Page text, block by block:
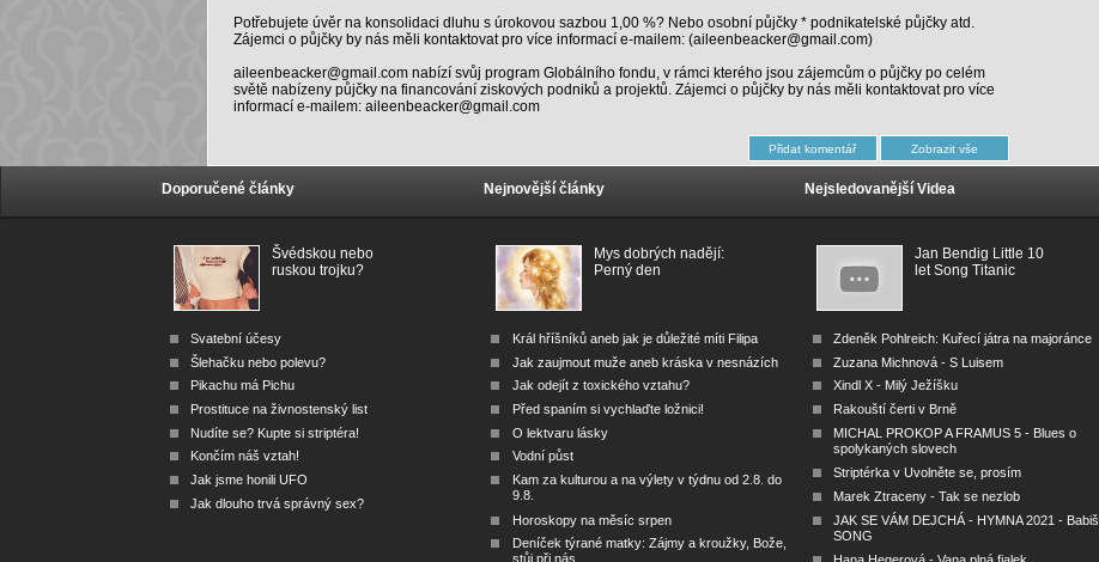
Potřebujete úvěr na konsolidaci dluhu s úrokovou sazbou 1,00 %? Nebo osobní půjčky * podnikatelské půjčky atd.
Zájemci o půjčky by nás měli kontaktovat pro více informací e-mailem: (aileenbeacker@gmail.com)
aileenbeacker@gmail.com nabízí svůj program Globálního fondu, v rámci kterého jsou zájemcům o půjčky po celém
světě nabízeny půjčky na financování ziskových podniků a projektů. Zájemci o půjčky by nás měli kontaktovat pro více
informací e-mailem: aileenbeacker@gmail.com
Doporučené články
Švédskou nebo
ruskou trojku?
Svatební účesy
Šlehačku nebo polevu?
Pikachu má Pichu
Prostituce na živnostenský list
Nudíte se? Kupte si striptéra!
Končím náš vztah!
Jak jsme honili UFO
Jak dlouho trvá správný sex?
Nejnovější články
Mys dobrých nadějí:
Perný den
Král hříšníků aneb jak je důležité míti Filipa
Jak zaujmout muže aneb kráska v nesnázích
Jak odejít z toxického vztahu?
Před spaním si vychlaďte ložnici!
O lektvaru lásky
Vodní půst
Kam za kulturou a na výlety v týdnu od 2.8. do
9.8.
Horoskopy na měsíc srpen
Deníček týrané matky: Zájmy a kroužky, Bože,
Nejsledovanější Videa
Jan Bendig Little 10
let Song Titanic
Zdeněk Pohlreich: Kuřecí játra na majoránce
Zuzana Michnová - S Luisem
Xindl X - Milý Ježíšku
Rakouští čerti v Brně
MICHAL PROKOP A FRAMUS 5 - Blues o
spolykaných slovech
Striptérka v Uvolněte se, prosím
Marek Ztraceny - Tak se nezlob
JAK SE VÁM DEJCHÁ - HYMNA 2021 - Babiš
SONG